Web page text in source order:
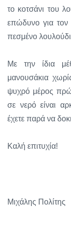
το κοτσάνι του
επώδυνο για τον
πεσμένο
Με την ίδια
μανουσάκια
ψυχρό μέρος
σε νερό είναι
έχετε παρά να
Καλή επιτυχία!
Μιχάλης Πολίτης